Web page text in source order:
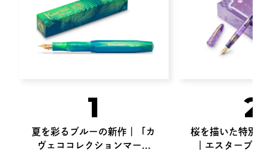
2026.06.30
1
夏を彩るブルーの新作｜「カ
ヴェココレクションマー...
2
桜を描いた特別
｜エスターブ